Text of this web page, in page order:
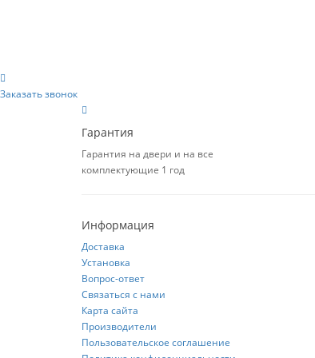
Заказать звонок
Гарантия
Гарантия на двери и на все
комплектующие 1 год
Информация
Доставка
Установка
Вопрос-ответ
Связаться с нами
Карта сайта
Производители
Пользовательское соглашение